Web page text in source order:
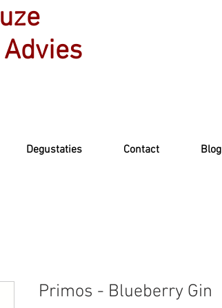
Degustaties Contact Blog
Primos - Blueberry Gin